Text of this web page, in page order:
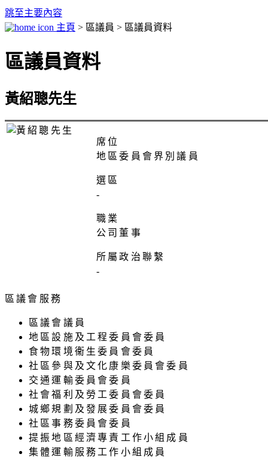
跳至主要內容
主頁 > 區議員 > 區議員資料
區議員資料
黃紹聰先生
席位
地區委員會界別議員
選區
-
職業
公司董事
所屬政治聯繫
-
區議會服務
區議會議員
地區設施及工程委員會委員
食物環境衞生委員會委員
社區參與及文化康樂委員會委員
交通運輸委員會委員
社會福利及勞工委員會委員
城鄉規劃及發展委員會委員
社區事務委員會委員
提振地區經濟專責工作小組成員
集體運輸服務工作小組成員